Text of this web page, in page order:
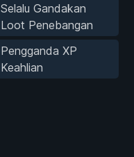
Selalu Gandakan
Loot Penebangan
Pengganda XP
Keahlian